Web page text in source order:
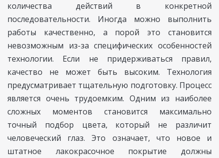
количества действий в конкретной
последовательности. Иногда можно выполнить
работы качественно, а порой это становится
невозможным из-за специфических особенностей
технологии. Если не придерживаться правил,
качество не может быть высоким. Технология
предусматривает тщательную подготовку. Процесс
является очень трудоемким. Одним из наиболее
сложных моментов становится максимально
точный подбор цвета, который не различит
человеческий глаз. Это означает, что новое и
штатное лакокрасочное покрытие должны